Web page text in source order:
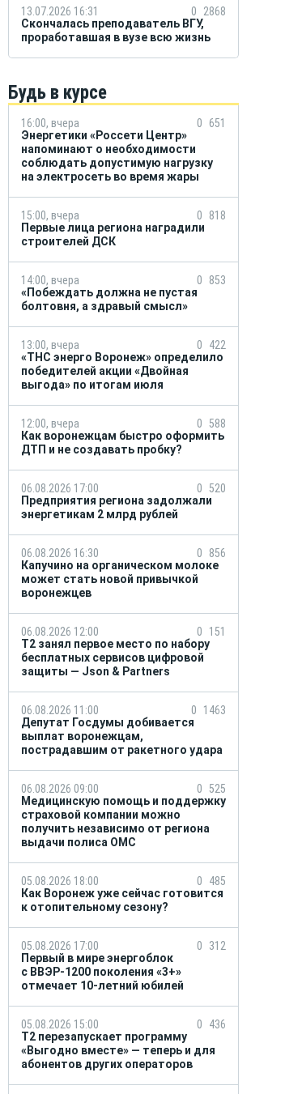
Как воронежцам
быстро оформить
Предприятия
региона
13.07.2026 16:31 0
2868
Скончалась преподаватель ВГУ,
проработавшая в вузе всю жизнь
Будь в курсе
16:00, вчера 0
651
Энергетики «Россети Центр»
напоминают о необходимости
соблюдать допустимую нагрузку
на электросеть во время жары
15:00, вчера 0
818
Первые лица региона наградили
строителей ДСК
14:00, вчера 0
853
«Побеждать должна не пустая
болтовня, а здравый смысл»
13:00, вчера 0
422
«ТНС энерго Воронеж» определило
победителей акции «Двойная
выгода» по итогам июля
12:00, вчера 0 588
Как воронежцам быстро оформить
ДТП и не создавать пробку?
06.08.2026 17:00 0 520
Предприятия региона задолжали
энергетикам 2 млрд рублей
06.08.2026 16:30 0
856
Капучино на органическом молоке
может стать новой привычкой
воронежцев
06.08.2026 12:00 0
151
Т2 занял первое место по набору
бесплатных сервисов цифровой
защиты — Json & Partners
06.08.2026 11:00 0
1463
Депутат Госдумы добивается
выплат воронежцам,
пострадавшим от ракетного удара
06.08.2026 09:00 0 525
Медицинскую помощь и поддержку
страховой компании можно
получить независимо от региона
выдачи полиса ОМС
05.08.2026 18:00 0
485
Как Воронеж уже сейчас готовится
к отопительному сезону?
05.08.2026 17:00 0
312
Первый в мире энергоблок
с ВВЭР-1200 поколения «3+»
отмечает 10-летний юбилей
05.08.2026 15:00 0
436
Т2 перезапускает программу
«Выгодно вместе» — теперь и для
абонентов других операторов